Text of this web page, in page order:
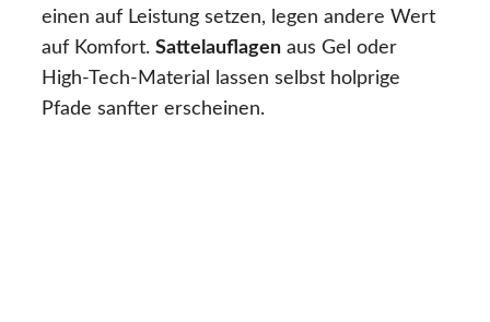
einen auf Leistung setzen, legen andere Wert
auf Komfort. Sattelauflagen aus Gel oder
High-Tech-Material lassen selbst holprige
Pfade sanfter erscheinen.